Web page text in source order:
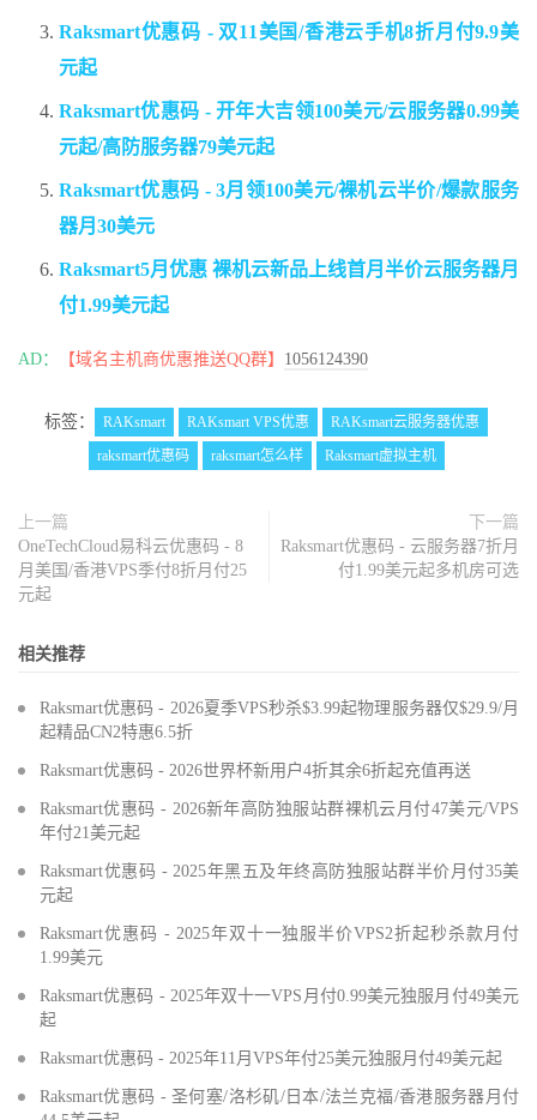
Raksmart优惠码 - 双11美国/香港云手机8折月付9.9美
元起
Raksmart优惠码 - 开年大吉领100美元/云服务器0.99美
元起/高防服务器79美元起
Raksmart优惠码 - 3月领100美元/裸机云半价/爆款服务
器月30美元
Raksmart5月优惠 裸机云新品上线首月半价云服务器月
付1.99美元起
AD： 【域名主机商优惠推送QQ群】 1056124390
标签： RAKsmart RAKsmart VPS优惠
RAKsmart云服务器优惠
raksmart优惠码
raksmart怎么样 Raksmart虚拟主机
上一篇
OneTechCloud易科云优惠码 - 8
月美国/香港VPS季付8折月付25
元起
下一篇
Raksmart优惠码 - 云服务器7折月
付1.99美元起多机房可选
相关推荐
Raksmart优惠码 - 2026夏季VPS秒杀$3.99起物理服务器仅$29.9/月
起精品CN2特惠6.5折
Raksmart优惠码 - 2026世界杯新用户4折其余6折起充值再送
Raksmart优惠码 - 2026新年高防独服站群裸机云月付47美元/VPS
年付21美元起
Raksmart优惠码 - 2025年黑五及年终高防独服站群半价月付35美
元起
Raksmart优惠码 - 2025年双十一独服半价VPS2折起秒杀款月付
1.99美元
Raksmart优惠码 - 2025年双十一VPS月付0.99美元独服月付49美元
起
Raksmart优惠码 - 2025年11月VPS年付25美元独服月付49美元起
Raksmart优惠码 - 圣何塞/洛杉矶/日本/法兰克福/香港服务器月付